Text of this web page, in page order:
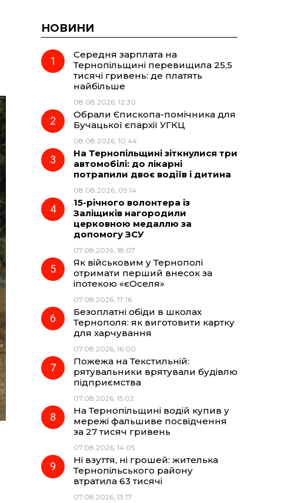
НОВИНИ
Середня зарплата на
Тернопільщині перевищила 25,5
тисячі гривень: де платять
найбільше
08.08.2026, 12:30
Обрали Єпископа-помічника для
Бучацької єпархії УГКЦ
08.08.2026, 10:44
На Тернопільщині зіткнулися три
автомобілі: до лікарні
потрапили двоє водіїв і дитина
08.08.2026, 09:14
15-річного волонтера із
Заліщиків нагородили
церковною медаллю за
допомогу ЗСУ
07.08.2026, 18:07
Як військовим у Тернополі
отримати перший внесок за
іпотекою «єОселя»
07.08.2026, 17:16
Безоплатні обіди в школах
Тернополя: як виготовити картку
для харчування
07.08.2026, 16:00
Пожежа на Текстильній:
рятувальники врятували будівлю
підприємства
07.08.2026, 15:02
На Тернопільщині водій купив у
мережі фальшиве посвідчення
за 27 тисяч гривень
07.08.2026, 14:05
Ні взуття, ні грошей: жителька
Тернопільського району
втратила 63 тисячі
07.08.2026, 13:17